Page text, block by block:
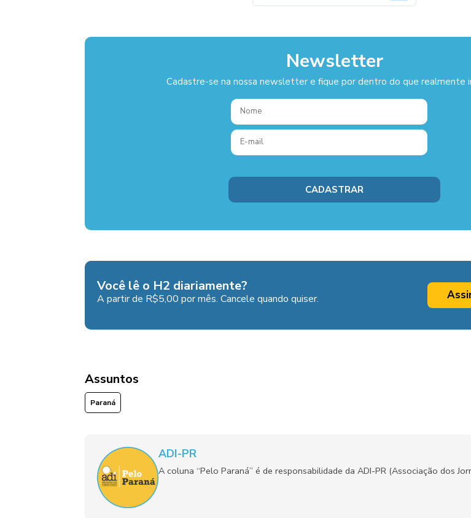
Newsletter
Cadastre-se na nossa newsletter e fique por dentro do que realmente
Você lê o H2 diariamente?
A partir de R$5,00 por mês. Cancele quando quiser.
Assuntos
Paraná
ADI-PR
A coluna “Pelo Paraná” é de responsabilidade da ADI-PR (Associação dos